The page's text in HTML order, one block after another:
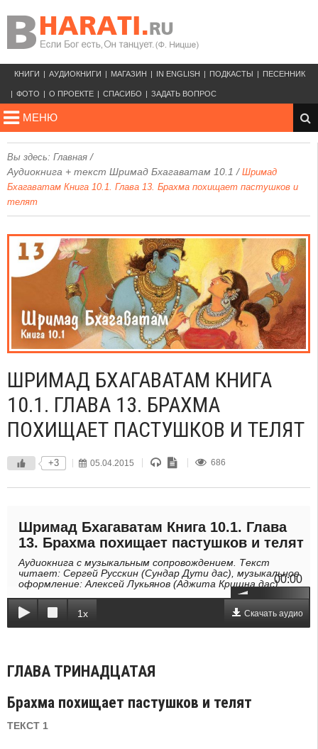
КНИГИ АУДИОКНИГИ МАГАЗИН IN ENGLISH ПОДКАСТЫ ПЕСЕННИК
ФОТО О ПРОЕКТЕ СПАСИБО ЗАДАТЬ ВОПРОС
МЕНЮ
Вы здесь: Главная /
Аудиокнига + текст Шримад Бхагаватам 10.1 / Шримад
Бхагаватам Книга 10.1. Глава 13. Брахма похищает пастушков и
телят
ШРИМАД БХАГАВАТАМ КНИГА
10.1. ГЛАВА 13. БРАХМА
ПОХИЩАЕТ ПАСТУШКОВ И ТЕЛЯТ
+3 05.04.2015 686
Шримад Бхагаватам Книга 10.1. Глава
13. Брахма похищает пастушков и телят
Аудиокнига с музыкальным сопровождением. Текст
читает: Сергей Русскин (Сундар Дути дас), музыкальное
оформление: Алексей Лукьянов (Аджита Кришна дас).00:00
1x Скачать аудио
ГЛАВА ТРИНАДЦАТАЯ
Брахма похищает пастушков и телят
ТЕКСТ 1